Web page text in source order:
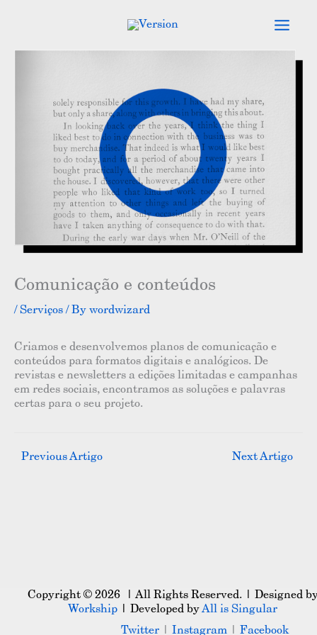
Comunicação e conteúdos
/Serviços / By wordwizard
Criamos e desenvolvemos planos de comunicação e
conteúdos para formatos digitais e analógicos. De
revistas e newsletters a edições limitadas e campanhas
em redes sociais, encontramos as soluções e palavras
certas para o seu projeto.
Previous Artigo Next Artigo
Copyright © 2026 | All Rights Reserved. | Designed
Workship | Developed by All is Singular
Twitter
Instagram Facebook